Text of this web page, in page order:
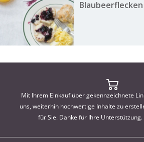
Mit Ihrem Einkauf über gekennzeichnete
uns, weiterhin hochwertige Inhalte zu
für Sie. Danke für Ihre Unterstützung.